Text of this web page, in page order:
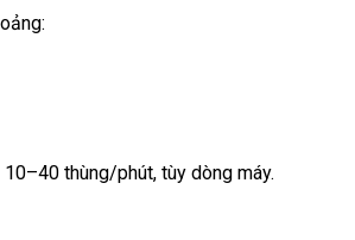
thùng/phút, tùy dòng máy.